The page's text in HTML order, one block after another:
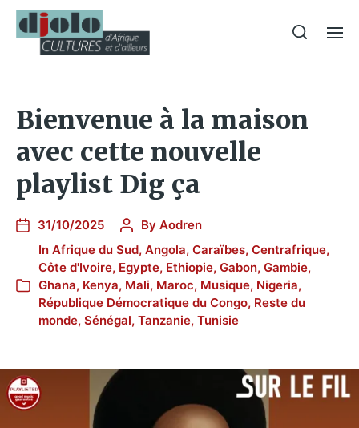
Bienvenue à la maison
avec cette nouvelle
playlist Dig ça
31/10/2025 By Aodren
In Afrique du Sud, Angola, Caraïbes, Centrafrique,
Côte d'Ivoire, Egypte, Ethiopie, Gabon, Gambie,
Ghana, Kenya, Mali, Maroc, Musique, Nigeria,
République Démocratique du Congo, Reste du
monde, Sénégal, Tanzanie, Tunisie